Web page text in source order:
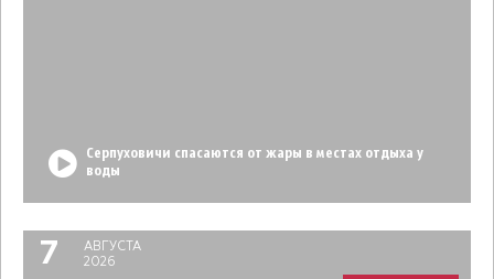
Серпуховичи спасаются от жары в местах отдыха у
воды
7
АВГУСТА
2026